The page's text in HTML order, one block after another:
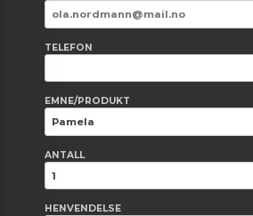
TELEFON
EMNE/PRODUKT
ANTALL
HENVENDELSE